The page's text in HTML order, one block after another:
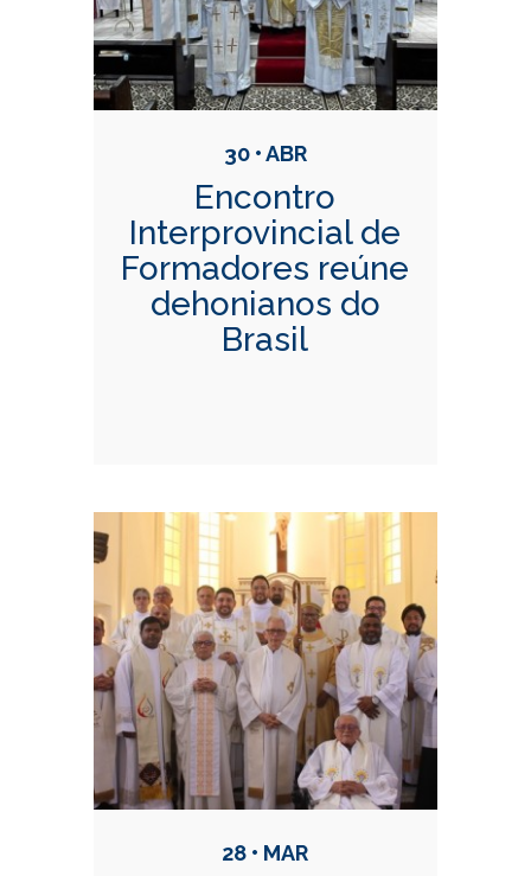
30 • ABR
Encontro
Interprovincial de
Formadores reúne
dehonianos do
Brasil
28 • MAR